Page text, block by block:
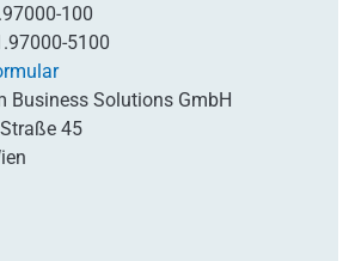
100
5100
Business Solutions GmbH
45